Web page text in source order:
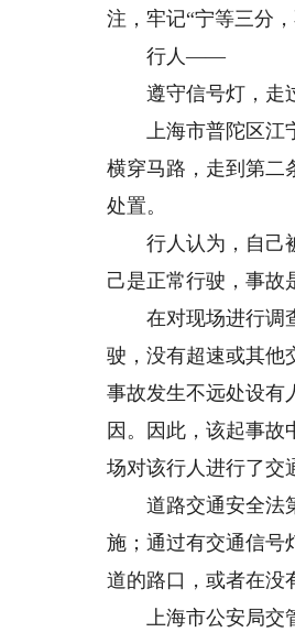
注，牢记“宁等三分
行人——
遵守信号灯，走过
上海市普陀区江宁
横穿马路，走到第二
处置。
行人认为，自己被
己是正常行驶，事故
在对现场进行调查
驶，没有超速或其他
事故发生不远处设有
因。因此，该起事
场对该行人进行了交
道路交通安全法第
施；通过有交通信号
道的路口，或者在没
上海市公安局交管